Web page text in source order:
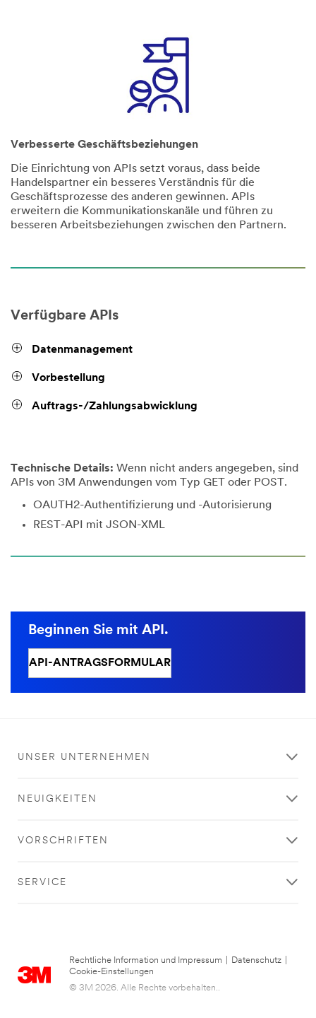
Verbesserte Geschäftsbeziehungen
Die Einrichtung von APIs setzt voraus, dass beide
Handelspartner ein besseres Verständnis für die
Geschäftsprozesse des anderen gewinnen. APIs
erweitern die Kommunikationskanäle und führen zu
besseren Arbeitsbeziehungen zwischen den Partnern.
Verfügbare APIs
Datenmanagement
Vorbestellung
Auftrags-/Zahlungsabwicklung
Technische Details: Wenn nicht anders angegeben, sind
APIs von 3M Anwendungen vom Typ GET oder POST.
OAUTH2-Authentifizierung und -Autorisierung
REST-API mit JSON-XML
Beginnen Sie mit API.
API-ANTRAGSFORMULAR
UNSER UNTERNEHMEN
NEUIGKEITEN
VORSCHRIFTEN
SERVICE
Rechtliche Information und Impressum Datenschutz
Cookie-Einstellungen
© 3M 2026. Alle Rechte vorbehalten..